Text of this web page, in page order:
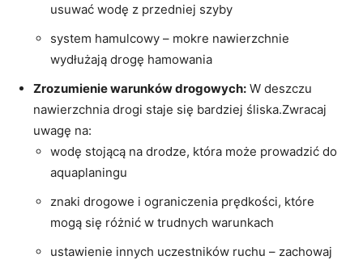
usuwać wodę z przedniej szyby
system hamulcowy ⁣– mokre nawierzchnie
wydłużają drogę hamowania
Zrozumienie warunków drogowych: W deszczu
nawierzchnia drogi staje się bardziej śliska.Zwracaj
uwagę na:
wodę stojącą na ‍drodze,‍ która​ może prowadzić‌ do
aquaplaningu
znaki drogowe i ​ograniczenia prędkości, które
mogą się różnić w trudnych warunkach
ustawienie​ innych uczestników ruchu –⁢ zachowaj